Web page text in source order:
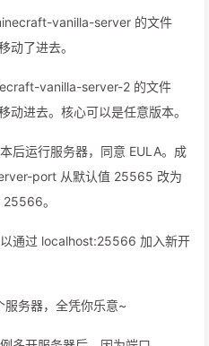
vanilla-server 的文件
动了进去。
vanilla-server-2 的文件
进去。核心可以是任意版本。
后运行服务器，同意 EULA。成
port 从默认值 25565 改为
。
通过 localhost:25566 加入新开
服务器，全凭你乐意~